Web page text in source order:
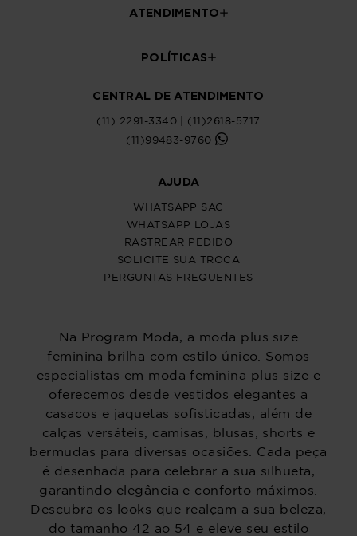
ATENDIMENTO
POLÍTICAS
CENTRAL DE ATENDIMENTO
(11) 2291-3340 | (11)2618-5717
(11)99483-9760
AJUDA
WHATSAPP SAC
WHATSAPP LOJAS
RASTREAR PEDIDO
SOLICITE SUA TROCA
PERGUNTAS FREQUENTES
Na Program Moda, a moda plus size
feminina brilha com estilo único. Somos
especialistas em moda feminina plus size e
oferecemos desde vestidos elegantes a
casacos e jaquetas sofisticadas, além de
calças versáteis, camisas, blusas, shorts e
bermudas para diversas ocasiões. Cada peça
é desenhada para celebrar a sua silhueta,
garantindo elegância e conforto máximos.
Descubra os looks que realçam a sua beleza,
do tamanho 42 ao 54 e eleve seu estilo